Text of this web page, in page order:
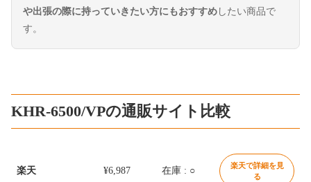
や出張の際に持っていきたい方にもおすすめ したい商品で
す。
KHR-6500/VPの通販サイト比較
楽天 ¥6,987 在庫 : ○
楽天で詳細を見
る